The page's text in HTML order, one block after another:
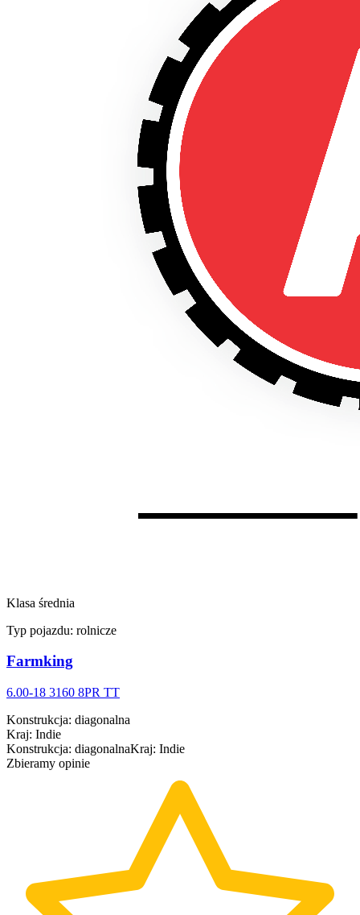
Klasa średnia
Typ pojazdu: rolnicze
Farmking
6.00-18 3160 8PR TT
Konstrukcja: diagonalna
Kraj: Indie
Konstrukcja: diagonalnaKraj: Indie
Zbieramy opinie